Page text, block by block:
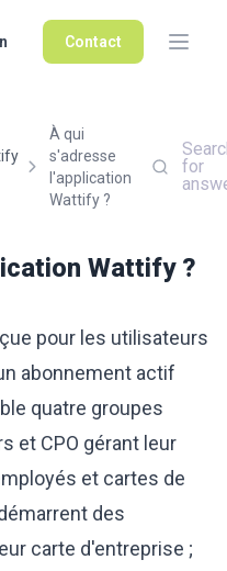
Contact
À qui
s'adresse
l'application
Wattify ?
for
Wattify ?
pour les utilisateurs
abonnement actif
quatre groupes
et CPO gérant leur
et cartes de
des
carte d'entreprise ;